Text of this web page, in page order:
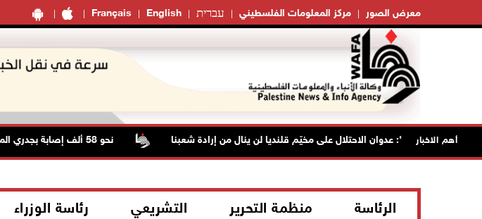
Français English עברית مركز المعلومات الفلسطيني معرض الصور
أهم الاخبار"فتح": عدوان الاحتلال على مخيّم قلنديا لن ينال من إرادة شعبنا نحو 58 ألف إصابة بجدري الماء في قطاع غزة منذ بداية العام
الرئاسة منظمة التحرير التشريعي رئاسة الوزراء